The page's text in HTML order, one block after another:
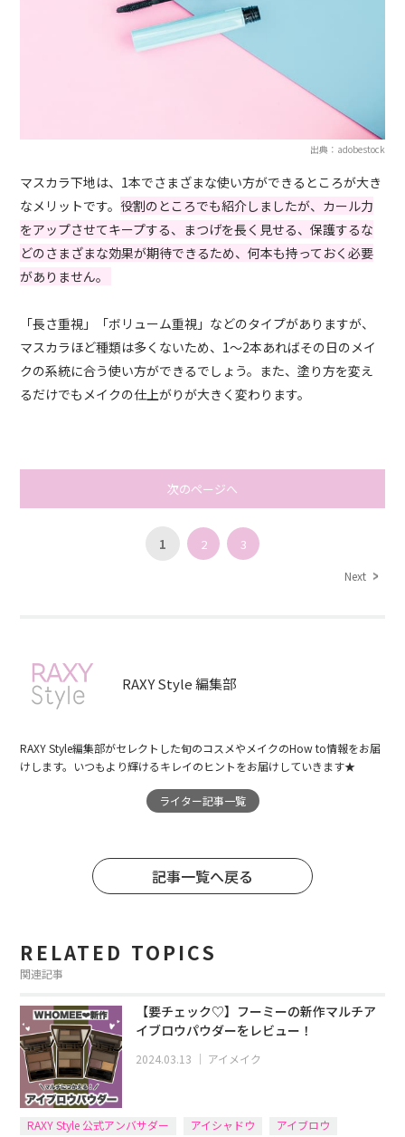
出典：adobestock
マスカラ下地は、1本でさまざまな使い方ができるところが大き
なメリットです。 役割のところでも紹介しましたが、カール力
をアップさせてキープする、まつげを長く見せる、保護するな
どのさまざまな効果が期待できるため、何本も持っておく必要
がありません。
「長さ重視」「ボリューム重視」などのタイプがありますが、
マスカラほど種類は多くないため、1～2本あればその日のメイ
クの系統に合う使い方ができるでしょう。また、塗り方を変え
るだけでもメイクの仕上がりが大きく変わります。
次のページへ
1 2 3
Next
RAXY Style 編集部
RAXY Style編集部がセレクトした旬のコスメやメイクのHow to情報をお届
けします。いつもより輝けるキレイのヒントをお届けしていきます★
ライター記事一覧
記事一覧へ戻る
RELATED TOPICS
関連記事
【要チェック♡】フーミーの新作マルチア
イブロウパウダーをレビュー！
2024.03.13 ｜ アイメイク
RAXY Style 公式アンバサダー アイシャドウ アイブロウ